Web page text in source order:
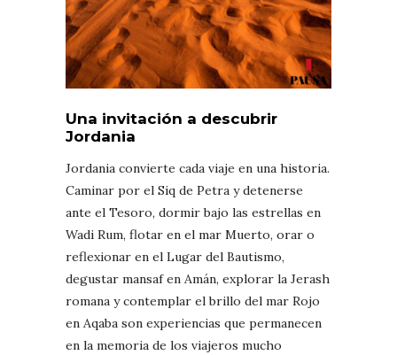
Una invitación a descubrir
Jordania
Jordania convierte cada viaje en una historia.
Caminar por el Siq de Petra y detenerse
ante el Tesoro, dormir bajo las estrellas en
Wadi Rum, flotar en el mar Muerto, orar o
reflexionar en el Lugar del Bautismo,
degustar mansaf en Amán, explorar la Jerash
romana y contemplar el brillo del mar Rojo
en Aqaba son experiencias que permanecen
en la memoria de los viajeros mucho